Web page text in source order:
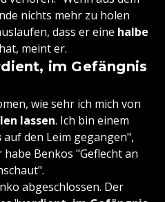
nichts mehr zu holen
dass er eine halbe
hat, meint er.
im Gefängnis
wie sehr ich mich von
lassen. Ich bin einem
auf den Leim gegangen",
Benkos "Geflecht an
abgeschlossen. Der